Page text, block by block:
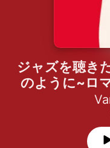
ジャズを聴き
のように~ロ